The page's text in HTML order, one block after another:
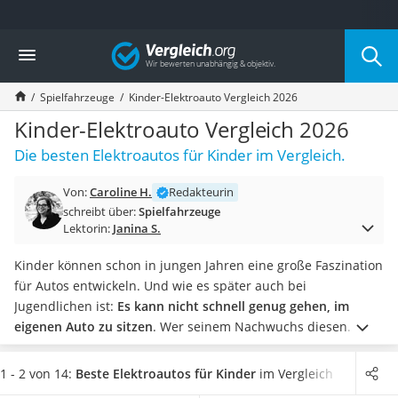
Die beliebtesten Vergleiche nach Kategorie
Kind & Baby
Babyphone mit 2 Kameras
Walkie-Talkie Kinder
Kindermatratzen
Babywippe
Rollschuhe für Kinder
Laufrad
Kinderschubkarre
Kinderuhr
Babyphone
Treppenschutzgitter
Kindersitz ab 4 Jahren
Kinderroller 3 Räder
Ferngesteuertes Auto
Vergleich
Spielfahrzeuge Kinder-Elektroauto Vergleich 2026
Kinder-Elektroauto Vergleich 2026
Die besten Elektroautos für Kinder im Vergleich.
Von:Caroline H.
Redakteurin
schreibt über:Spielfahrzeuge
Lektorin: Janina S.
Kinder können schon in jungen Jahren eine große Faszination
für Autos entwickeln. Und wie es später auch bei
Jugendlichen ist: Es kann nicht schnell genug gehen, im
eigenen Auto zu sitzen. Wer seinem Nachwuchs diesen
Wunsch erfüllen möchte, kann das mit einem Elektroauto für
Kinder machen. Das volle Erlebnis kann geboten werden,
1 - 2 von 14: Beste Elektroautos für Kinder im Vergleich